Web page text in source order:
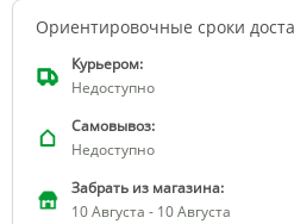
Ориентировочные сроки
Курьером:
Недоступно
Самовывоз:
Недоступно
Забрать из магазина:
10 Августа - 10 Августа